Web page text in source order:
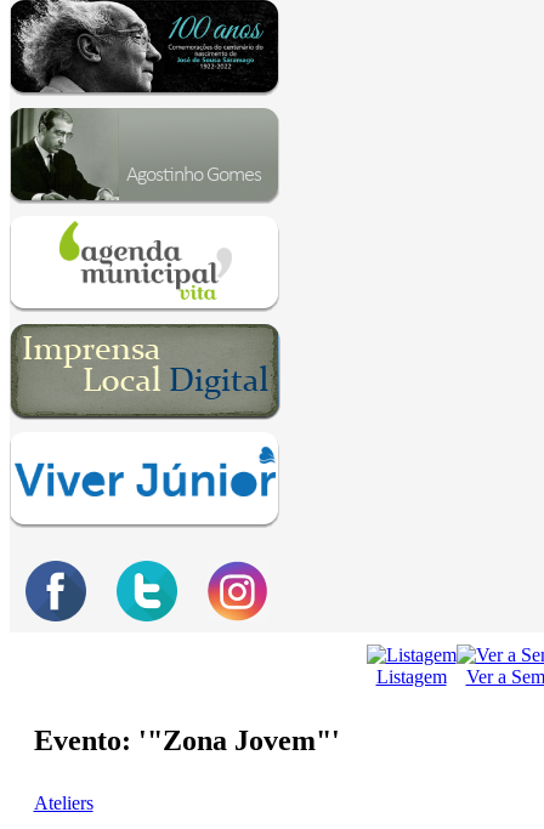
Listagem Ver a
Evento: '"Zona Jovem"'
Ateliers